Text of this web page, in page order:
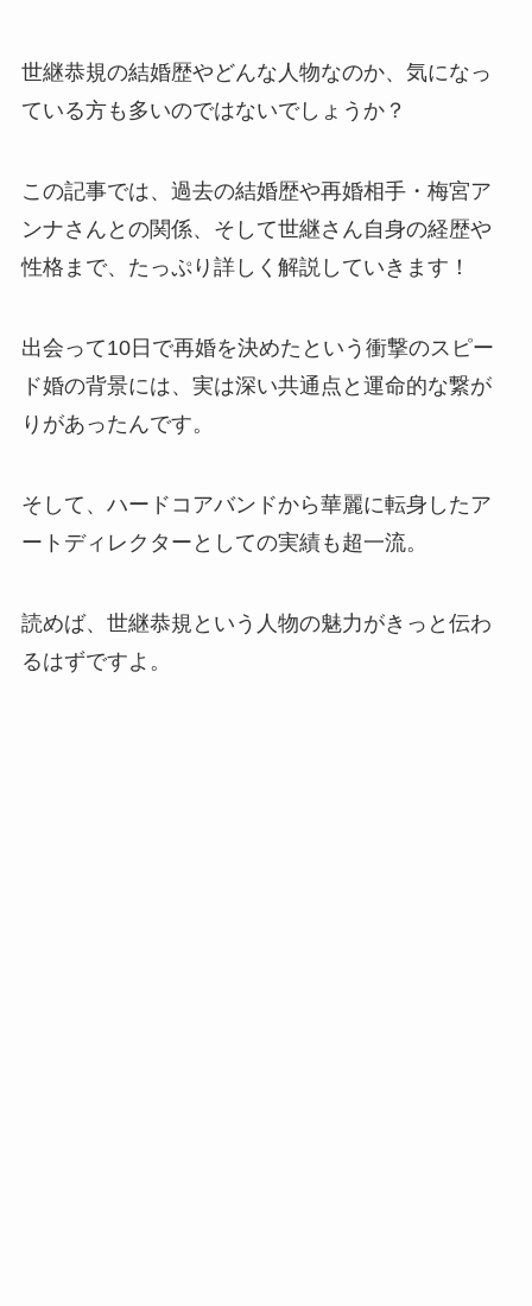
世継恭規の結婚歴やどんな人物なのか、気になっ
ている方も多いのではないでしょうか？
この記事では、過去の結婚歴や再婚相手・梅宮ア
ンナさんとの関係、そして世継さん自身の経歴や
性格まで、たっぷり詳しく解説していきます！
出会って10日で再婚を決めたという衝撃のスピー
ド婚の背景には、実は深い共通点と運命的な繋が
りがあったんです。
そして、ハードコアバンドから華麗に転身したア
ートディレクターとしての実績も超一流。
読めば、世継恭規という人物の魅力がきっと伝わ
るはずですよ。